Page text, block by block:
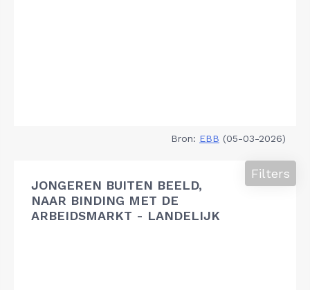
Bron: EBB (05-03-2026)
JONGEREN BUITEN BEELD,
NAAR BINDING MET DE
ARBEIDSMARKT - LANDELIJK
Filters